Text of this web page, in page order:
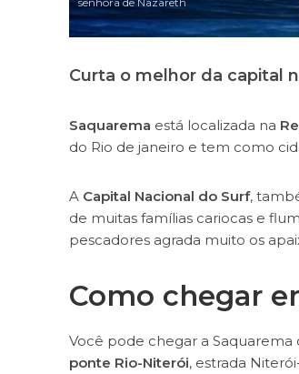
Curta o melhor da capital
Saquarema está localizada na
do Rio de janeiro e tem como
A Capital Nacional do Surf,
de muitas famílias cariocas e
pescadores agrada muito os
Como chegar
Você pode chegar a Saquarema
ponte Rio-Niterói, estrada